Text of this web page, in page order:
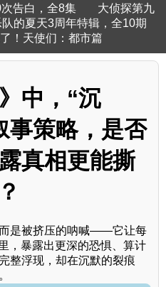
告白，全8集
大侦探第九
的夏天3周年特辑，全10期
！天使们：都市篇
中，“沉
事策略，是否
真相更能撕
是被挤压的呐喊——它让每
，暴露出更深的恐惧、算计
整浮现，却在沉默的裂痕